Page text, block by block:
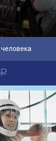
человека
a